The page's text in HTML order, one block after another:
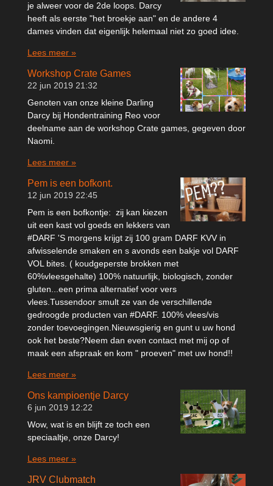
je alweer voor de 2de loops. Darcy
heeft als eerste "het broekje aan" en de andere 4
dames vinden dat eigenlijk helemaal niet zo goed idee.
Lees meer »
Workshop Crate Games
22 jun 2019 21:32
Genoten van onze kleine Darling
Darcy bij Hondentraining Reo voor
deelname aan de workshop Crate games, gegeven door
Naomi.
Lees meer »
Pem is een bofkont.
12 jun 2019 22:45
Pem is een bofkontje: zij kan kiezen
uit een kast vol goeds en lekkers van
#DARF 'S morgens krijgt zij 100 gram DARF KVV in
afwisselende smaken en s avonds een bakje vol DARF
VOL bites. ( koudgeperste brokken met
60%vleesgehalte) 100% natuurlijk, biologisch, zonder
gluten...een prima alternatief voor vers
vlees.Tussendoor smult ze van de verschillende
gedroogde producten van #DARF. 100% vlees/vis
zonder toevoegingen.Nieuwsgierig en gunt u uw hond
ook het beste?Neem dan even contact met mij op of
maak een afspraak en kom " proeven" met uw hond!!
Lees meer »
Ons kampioentje Darcy
6 jun 2019 12:22
Wow, wat is en blijft ze toch een
speciaaltje, onze Darcy!
Lees meer »
JRV Clubmatch